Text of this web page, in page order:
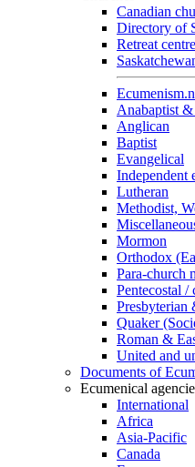
Canadian
Directory of
Retreat
Anabaptist
Anglican
Baptist
Evangelical
Independent
Lutheran
Methodist,
Mormon
Orthodox
Para-church
Pentecostal /
Presbyterian
Quaker
Roman &
United and
Documents of
Ecumenical
International
Africa
Asia-Pacific
Canada